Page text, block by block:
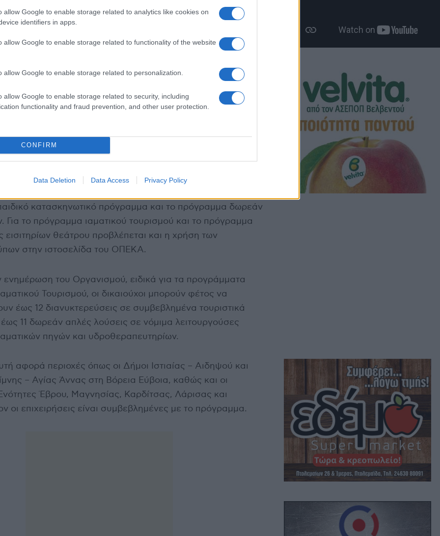
allow Google to enable storage related to analytics like cookies on
identifiers in apps.
allow Google to enable storage related to functionality of the website
allow Google to enable storage related to personalization.
allow Google to enable storage related to security, including
functionality and fraud prevention, and other user protection.
CONFIRM
Data Deletion Data Access Privacy Policy
επιχειρήσεις μπορούν να υποβάλουν Αίτηση/Υπεύθυνη
μέσω των αντίστοιχων ειδικών ηλεκτρονικών εφαρμογών
κατασκηνωτικό πρόγραμμα και το πρόγραμμα δωρεάν
Για το πρόγραμμα ιαματικού τουρισμού και το πρόγραμμα
θεάτρου προβλέπεται και η χρήση των
στην ιστοσελίδα του ΟΠΕΚΑ.
του Οργανισμού, ειδικά για τα προγράμματα
Τουρισμού, οι δικαιούχοι μπορούν φέτος να
έως 12 διανυκτερεύσεις σε συμβεβλημένα τουριστικά
11 δωρεάν απλές λούσεις σε νόμιμα λειτουργούσες
πηγών και υδροθεραπευτηρίων.
αφορά περιοχές όπως οι Δήμοι Ιστιαίας – Αιδηψού και
– Αγίας Άννας στη Βόρεια Εύβοια, καθώς και οι
Έβρου, Μαγνησίας, Καρδίτσας, Λάρισας και
οι επιχειρήσεις είναι συμβεβλημένες με το πρόγραμμα.